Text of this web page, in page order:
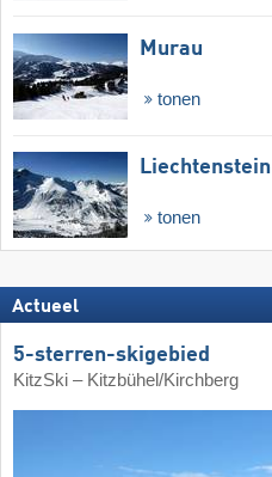
Murau
tonen
Liechtenstein
tonen
Actueel
5-sterren-skigebied
KitzSki – Kitzbühel/​Kirchberg